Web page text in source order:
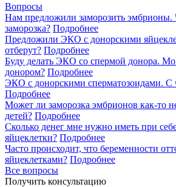
Вопросы
Нам предложили заморозить эмбрионы.
заморозка? Подробнее
Предложили ЭКО с донорскими
отберут? Подробнее
Буду делать ЭКО со спермой донора.
донором? Подробнее
ЭКО с донорскими сперматозоидами. С
Подробнее
Может ли заморозка эмбрионов как-то
детей? Подробнее
Сколько денег мне нужно иметь при
яйцеклетки? Подробнее
Часто происходит, что беременности
яйцеклетками? Подробнее
Все вопросы
Получить консультацию